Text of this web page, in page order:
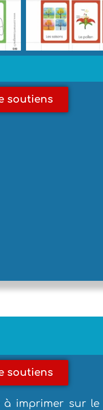
soutiens
soutiens
à imprimer sur le